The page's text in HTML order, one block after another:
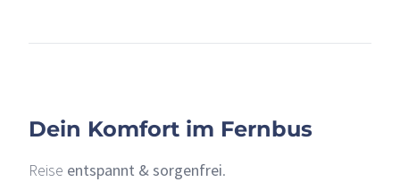
Dein Komfort im Fernbus
Reise entspannt & sorgenfrei.